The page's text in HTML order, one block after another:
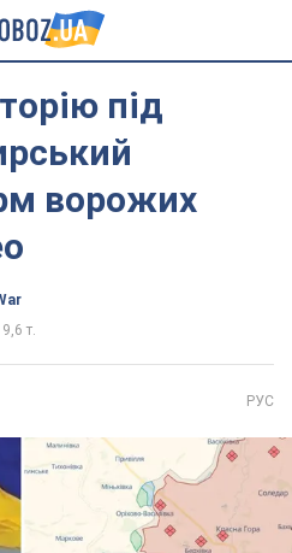
під
ворожих
9,6 т.
РУС